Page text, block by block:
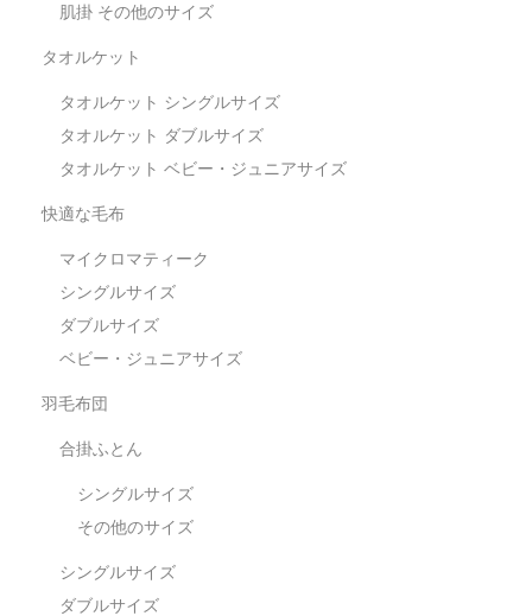
肌掛 その他のサイズ
タオルケット
タオルケット シングルサイズ
タオルケット ダブルサイズ
タオルケット ベビー・ジュニアサイズ
快適な毛布
マイクロマティーク
シングルサイズ
ダブルサイズ
ベビー・ジュニアサイズ
羽毛布団
合掛ふとん
シングルサイズ
その他のサイズ
シングルサイズ
ダブルサイズ